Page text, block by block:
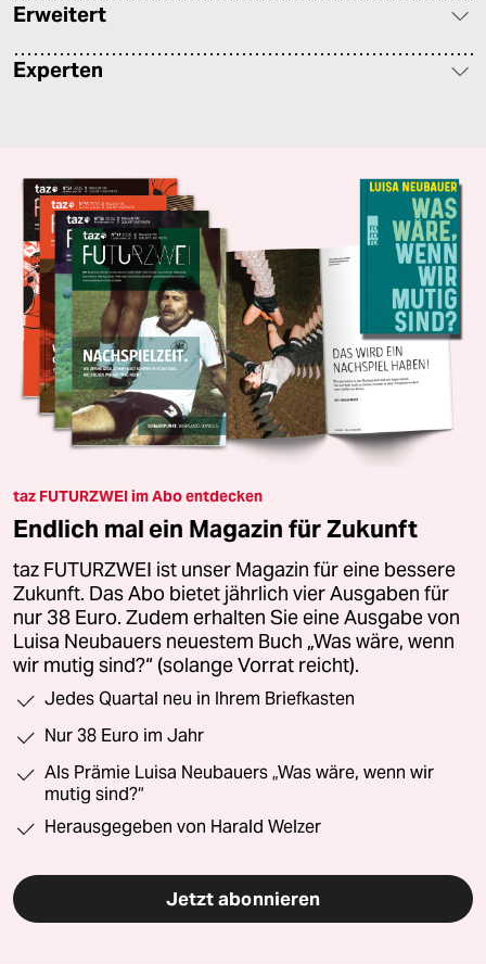
Erweitert
Experten
taz FUTURZWEI im Abo entdecken
Endlich mal ein Magazin für Zukunft
taz FUTURZWEI ist unser Magazin für eine bessere
Zukunft. Das Abo bietet jährlich vier Ausgaben für
nur 38 Euro. Zudem erhalten Sie eine Ausgabe von
Luisa Neubauers neuestem Buch „Was wäre, wenn
wir mutig sind?“ (solange Vorrat reicht).
Jedes Quartal neu in Ihrem Briefkasten
Nur 38 Euro im Jahr
Als Prämie Luisa Neubauers „Was wäre, wenn wir
mutig sind?“
Herausgegeben von Harald Welzer
Jetzt abonnieren